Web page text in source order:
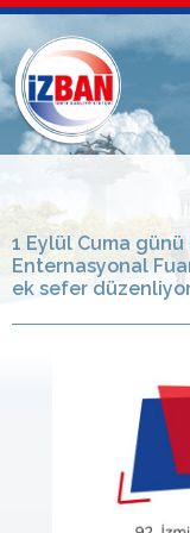
1 Eylül Cuma günü
Enternasyonal
ek sefer